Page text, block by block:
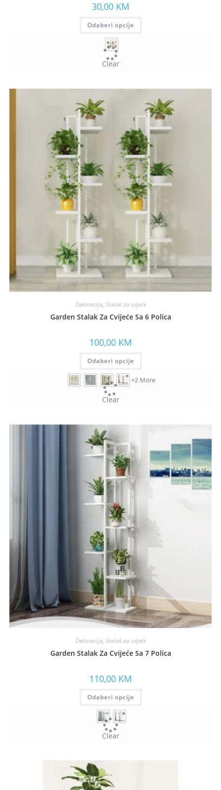
30,00 KM
Odaberi opcije
Clear
Dekoracija, Stalak za cvijeće
Garden Stalak Za Cvijeće Sa 6 Polica
100,00 KM
Odaberi opcije
+2 More
Clear
Dekoracija, Stalak za cvijeće
Garden Stalak Za Cvijeće Sa 7 Polica
110,00 KM
Odaberi opcije
Clear